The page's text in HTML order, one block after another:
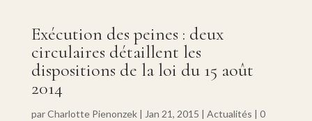
Exécution des peines : deux
circulaires détaillent les
dispositions de la loi du 15 août
2014
parCharlotte Pienonzek| Jan 21, 2015 | Actualités | 0